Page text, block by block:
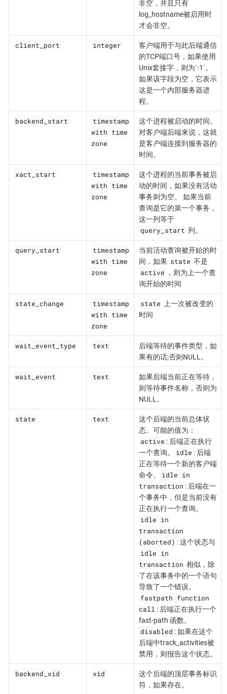
非空，并且只有
log_hostname被启用时
才会非空。
client_port integer
客户端用于与此后端通信
的TCP端口号，如果使用
Unix套接字，则为`-1`。
如果该字段为空，它表示
这是一个内部服务器进
程。
backend_start
timestamp
with time
zone
这个进程被启动的时间。
对客户端后端来说，这就
是客户端连接到服务器的
时间。
xact_start
timestamp
with time
zone
这个进程的当前事务被启
动的时间，如果没有活动
事务则为空。 如果当前
查询是它的第一个事务，
这一列等于
query_start 列。
query_start
timestamp
with time
zone
当前活动查询被开始的时
间，如果 state 不是
active
，则为上一个查
询开始的时间
state_change
timestamp
with time
zone
state
上一次被改变的
时间
wait_event_type text
后端等待的事件类型，如
果有的话;否则NULL。
wait_event text
如果后端当前正在等待，
则等待事件名称，否则为
NULL。
state text
这个后端的当前总体状
态。可能的值为：
active : 后端正在执行
一个查询。
idle : 后端
正在等待一个新的客户端
命令。
idle in
transaction : 后端在一
个事务中，但是当前没有
正在执行一个查询。
idle in
transaction
(aborted) : 这个状态与
idle in
transaction 相似，除
了在该事务中的一个语句
导致了一个错误。
fastpath function
call : 后端正在执行一个
fast-path 函数。
disabled : 如果在这个
后端中track_activities被
禁用，则报告这个状态。
backend_xid xid
这个后端的顶层事务标识
符，如果存在。